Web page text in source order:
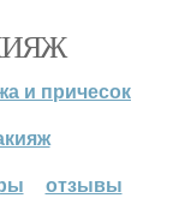
и причесок
отзывы